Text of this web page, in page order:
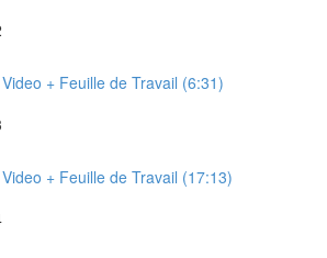
+ Feuille de Travail (6:31)
+ Feuille de Travail (17:13)